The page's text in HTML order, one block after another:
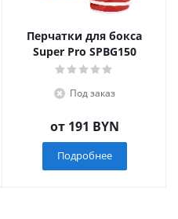
Перчатки для бокса
Super Pro SPBG150
Под заказ
от 191 BYN
Подробнее